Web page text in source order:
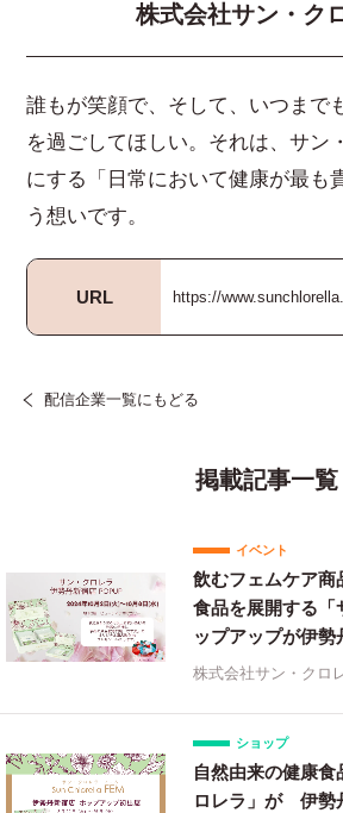
株式会社サン・ク
誰もが笑顔で、そして、いつまで
を過ごしてほしい。それは、サン
にする「日常において健康が最も
う想いです。
URL https://
配信企業一覧にもどる
掲載記事一覧
イベント
飲むフェムケア商
食品を展開する「
ップアップが伊
定！肌の潤いに着
株式会社サン・クロ
ショップ
自然由来の健康食
ロレラ」が 伊勢